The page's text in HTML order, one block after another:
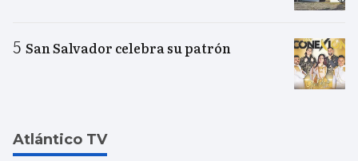
San Salvador celebra su patrón
Atlántico TV